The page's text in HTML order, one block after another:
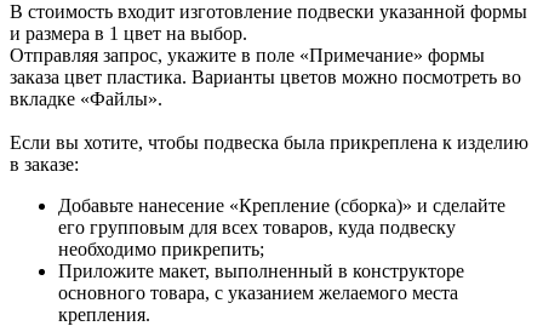
В стоимость входит изготовление подвески указанной формы
и размера в 1 цвет на выбор.
Отправляя запрос, укажите в поле «Примечание» формы
заказа цвет пластика. Варианты цветов можно посмотреть во
вкладке «Файлы».
Если вы хотите, чтобы подвеска была прикреплена к изделию
в заказе:
Добавьте нанесение «Крепление (сборка)» и сделайте
его групповым для всех товаров, куда подвеску
необходимо прикрепить;
Приложите макет, выполненный в конструкторе
основного товара, с указанием желаемого места
крепления.